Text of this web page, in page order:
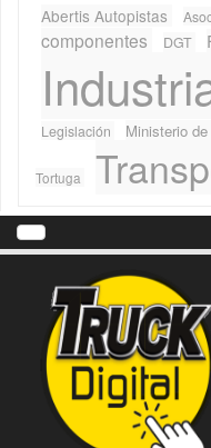
Abertis Autopistas
componentes DGT
Legislación
Ministerio
Tortuga